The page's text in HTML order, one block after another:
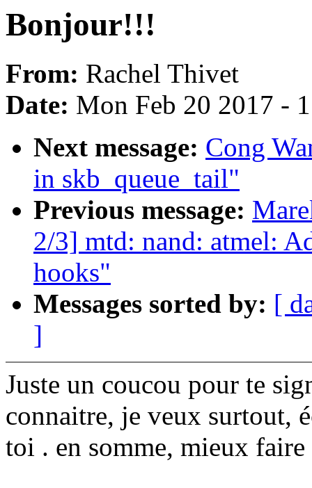
Bonjour!!!
From: Rachel Thivet
Date: Mon Feb 20 2017 -
Next message: Cong
in skb_queue_tail"
Previous message:
2/3] mtd: nand: atmel:
hooks"
Messages sorted by: [
]
Juste un coucou pour te
connaitre, je veux surtout,
toi . en somme, mieux faire